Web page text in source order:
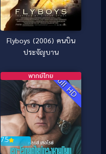
Flyboys (2006) คนบิน
ประจัญบาน
Full HD
7.5
พากย์ไทย